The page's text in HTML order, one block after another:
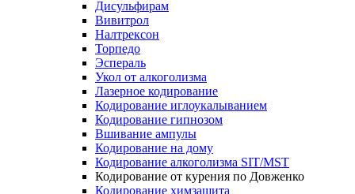
Дисульфирам
Вивитрол
Налтрексон
Торпедо
Эспераль
Укол от алкоголизма
Лазерное кодирование
Кодирование иглоукалыванием
Кодирование гипнозом
Вшивание ампулы
Кодирование на дому
Кодирование алкоголизма SIT/MST
Кодирование от курения по Довженко
Кодирование химзащита